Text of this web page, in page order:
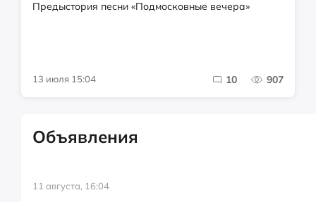
Предыстория песни «Подмосковные вечера»
13 июля 15:04 10 907
Объявления
11 августа, 16:04